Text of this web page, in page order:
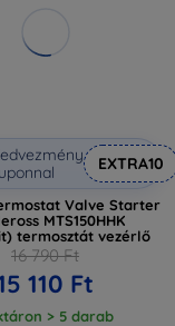
EXTRA10
Valve Starter
MTS150HHK
termosztát vezérlő
16 790 Ft
110 Ft
> 5 darab